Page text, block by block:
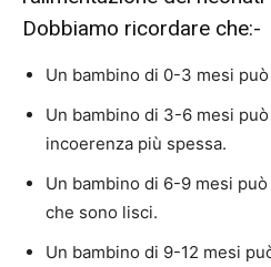
Dobbiamo ricordare che:-
Un bambino di 0-3 mesi
Un bambino di 3-6 mesi
incoerenza più spessa.
Un bambino di 6-9 mesi
che sono lisci.
Un bambino di 9-12 mesi